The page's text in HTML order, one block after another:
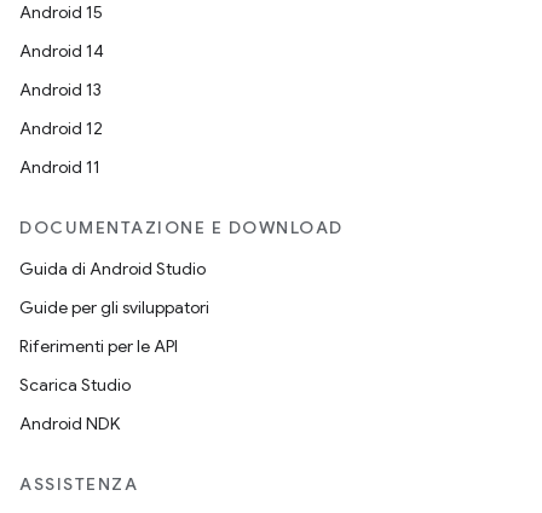
Android 15
Android 14
Android 13
Android 12
Android 11
DOCUMENTAZIONE E DOWNLOAD
Guida di Android Studio
Guide per gli sviluppatori
Riferimenti per le API
Scarica Studio
Android NDK
ASSISTENZA